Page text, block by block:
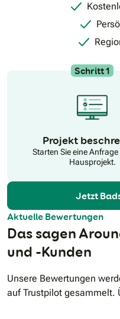
fugenlose
vorhandene Fliesen
Installation von Armatur
Umbau erfolgt in der
Schritt 1
Projekt
Starten Sie eine
Hausprojekt.
Jetzt
Aktuelle Bewertungen
Das sagen
und -Kunden
Unsere Bewertungen
auf Trustpilot gesammelt.